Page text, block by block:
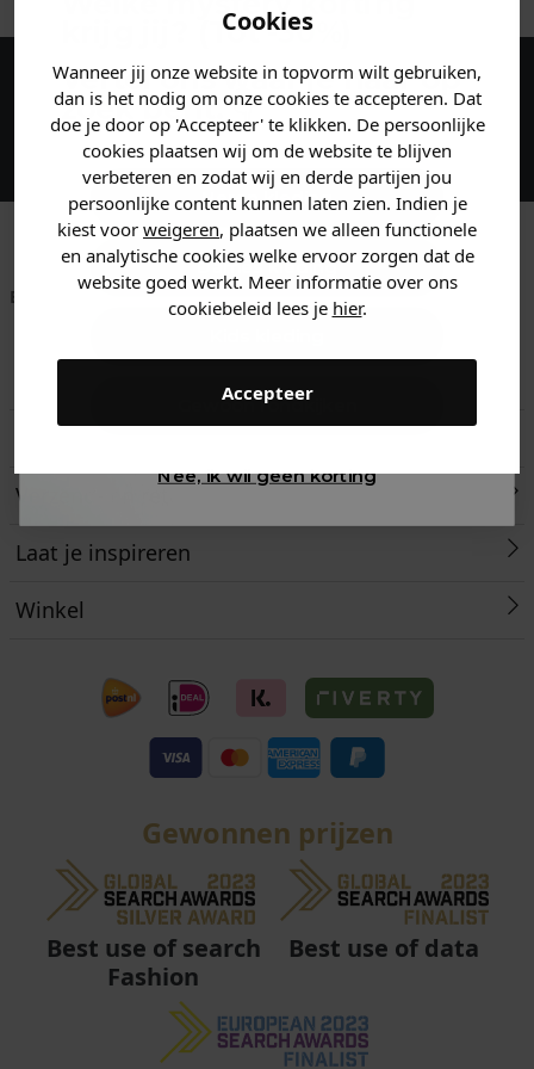
Cookies
Wanneer jij onze website in topvorm wilt gebruiken,
dan is het nodig om onze cookies te accepteren. Dat
doe je door op 'Accepteer' te klikken. De persoonlijke
cookies plaatsen wij om de website te blijven
verbeteren en zodat wij en derde partijen jou
persoonlijke content kunnen laten zien. Indien je
kiest voor weigeren, plaatsen we alleen functionele
en analytische cookies welke ervoor zorgen dat de
website goed werkt. Meer informatie over ons
cookiebeleid lees je hier.
Accepteer
Maak een account aan en ontvang 5%
korting op je eerste bestelling!
Betaal achteraf met
Voor 23:59 besteld
is morgen in huis!*
Klanten beoordelen
Verzend- en retourinformatie
Laat je inspireren
Winkel
Gewonnen prijzen
Best use of search
Fashion
Best use of data
krijg jij? (Tot-30%
Vertel ons waar je naar op
zoek bent. 👇
Heren kleding
Dames kleding
Gewoon rondkijken
Nee, ik wil geen korting